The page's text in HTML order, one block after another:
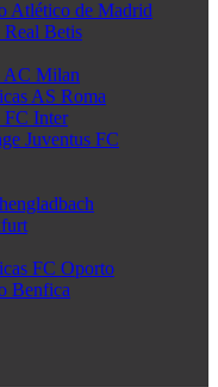
Atlético de Madrid
Real Betis
AC Milan
AS Roma
FC Inter
Juventus FC
FC Oporto
Benfica